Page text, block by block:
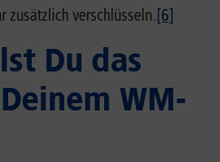
zusätzlich verschlüsseln.[6]
Du das
WM-